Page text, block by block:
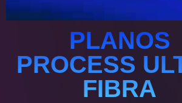
PLANOS
PROCESS
FIBRA